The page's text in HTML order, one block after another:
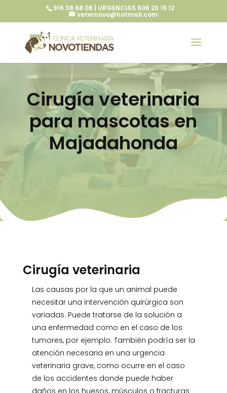
916 38 68 08 | URGENCIAS 606 23 19 12
veternovo@hotmail.com
Cirugía veterinaria
para mascotas en
Majadahonda
Cirugía veterinaria
Las causas por la que un animal puede
necesitar una intervención quirúrgica son
variadas. Puede tratarse de la solución a
una enfermedad como en el caso de los
tumores, por ejemplo. También podría ser la
atención necesaria en una urgencia
veterinaria grave, como ocurre en el caso
de los accidentes donde puede haber
daños en los huesos, músculos o fracturas